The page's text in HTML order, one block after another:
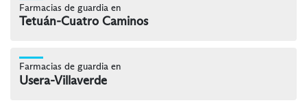
Farmacias de guardia en
Tetuán-Cuatro Caminos
Farmacias de guardia en
Usera-Villaverde